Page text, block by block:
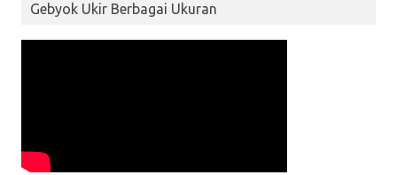
Gebyok Ukir Berbagai Ukuran